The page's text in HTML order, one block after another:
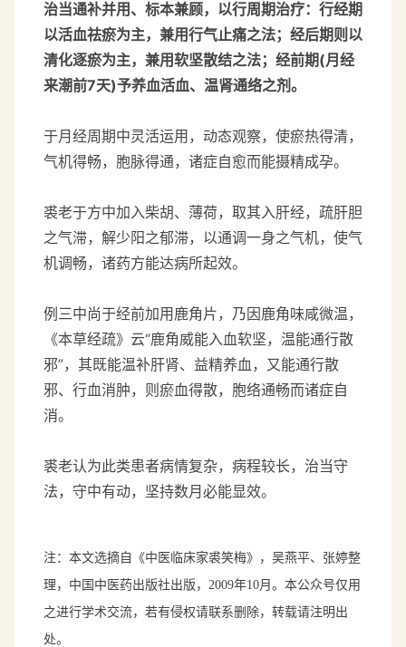
治当通补并用、标本兼顾，以行周期治疗：行经期
以活血祛瘀为主，兼用行气止痛之法；经后期则以
清化逐瘀为主，兼用软坚散结之法；经前期(月经
来潮前7天)予养血活血、温肾通络之剂。
于月经周期中灵活运用，动态观察，使瘀热得清，
气机得畅，胞脉得通，诸症自愈而能摄精成孕。
裘老于方中加入柴胡、薄荷，取其入肝经，疏肝胆
之气滞，解少阳之郁滞，以通调一身之气机，使气
机调畅，诸药方能达病所起效。
例三中尚于经前加用鹿角片，乃因鹿角味咸微温，
《本草经疏》云“鹿角威能入血软坚，温能通行散
邪”，其既能温补肝肾、益精养血，又能通行散
邪、行血消肿，则瘀血得散，胞络通畅而诸症自
消。
裘老认为此类患者病情复杂，病程较长，治当守
法，守中有动，坚持数月必能显效。
注：本文选摘自《中医临床家裘笑梅》， 吴燕平、张婷整
理 ，中国中医药出版社出版，2009年10月。本公众号仅用
之进行学术交流，若有侵权请联系删除，转载请注明出
处。